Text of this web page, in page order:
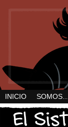
INICIO SOMOS…